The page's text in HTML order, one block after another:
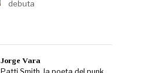
debuta
Jorge Vara